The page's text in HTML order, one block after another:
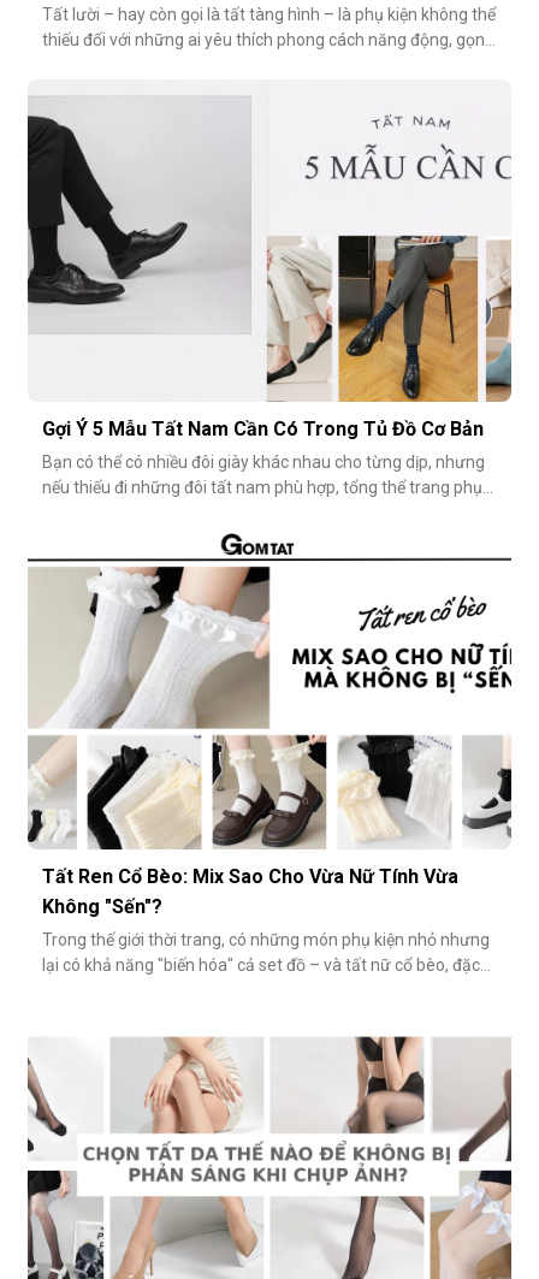
Tất lười – hay còn gọi là tất tàng hình – là phụ kiện không thể
thiếu đối với những ai yêu thích phong cách năng động, gọn
nhiêu là vừa đẹp? Nếu quá thấp, tất dễ bị tuột; nếu quá c
Gợi Ý 5 Mẫu Tất Nam Cần Có Trong Tủ Đồ Cơ Bản
Bạn có thể có nhiều đôi giày khác nhau cho từng dịp, nhưng
nếu thiếu đi những đôi tất nam phù hợp, tổng thể trang phục
nhỏ nhặt, nhưng lại góp phần định hình phong cách, nâng
tầm sự chỉn chu và thể hiện gu thẩm mỹ cá nhân một cách
rõ rệt. Dưới đâ
Tất Ren Cổ Bèo: Mix Sao Cho Vừa Nữ Tính Vừa
Không "Sến"?
Trong thế giới thời trang, có những món phụ kiện nhỏ nhưng
lại có khả năng "biến hóa" cả set đồ – và tất nữ cổ bèo, đặc
mác "sến súa" nếu không phối đúng cách. Vậy làm sao để